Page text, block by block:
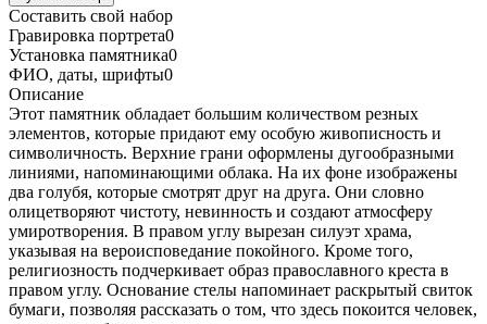
Составить свой набор
Гравировка портрета0
Установка памятника0
ФИО, даты, шрифты0
Описание
Этот памятник обладает большим количеством резных
элементов, которые придают ему особую живописность и
символичность. Верхние грани оформлены дугообразными
линиями, напоминающими облака. На их фоне изображены
два голубя, которые смотрят друг на друга. Они словно
олицетворяют чистоту, невинность и создают атмосферу
умиротворения. В правом углу вырезан силуэт храма,
указывая на вероисповедание покойного. Кроме того,
религиозность подчеркивает образ православного креста в
правом углу. Основание стелы напоминает раскрытый свиток
бумаги, позволяя рассказать о том, что здесь покоится человек,